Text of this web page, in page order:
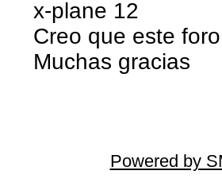
x-plane 12
Creo que este
Muchas gracias
Powered by